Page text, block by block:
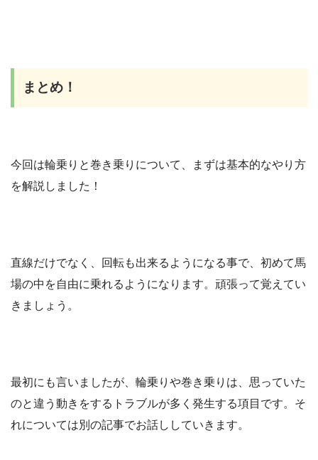
まとめ ！
今回は輪乗りと巻き乗りについて、まずは基本的なやり方
を解説しました！
直線だけでなく、回転も出来るようになる事で、初めて馬
場の中を自由に乗れるようになります。頑張って覚えてい
きましょう。
最初にも言いましたが、輪乗りや巻き乗りは、思っていた
のと違う動きをするトラブルが多く発生する項目です。そ
れについては別の記事でお話ししていきます。